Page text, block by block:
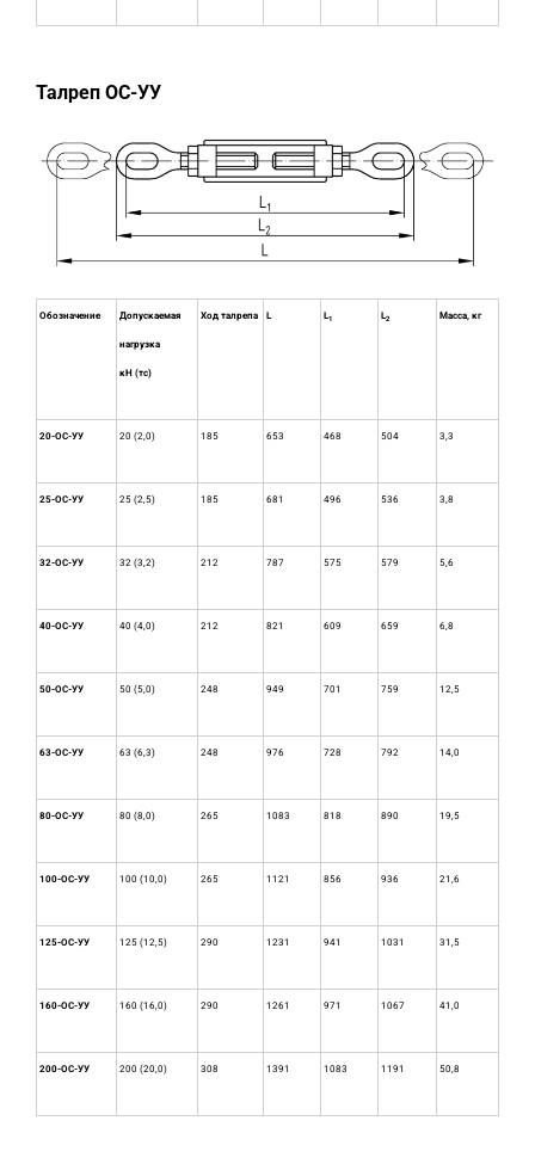
Талреп ОС-УУ
Обозначение Допускаемая
нагрузка
кН (тс)
Ход талрепа L L1 L2 Масса, кг
20-ОС-УУ 20 (2,0) 185 653 468 504 3,3
25-ОС-УУ 25 (2,5) 185 681 496 536 3,8
32-ОС-УУ 32 (3,2) 212 787 575 579 5,6
40-ОС-УУ 40 (4,0) 212 821 609 659 6,8
50-ОС-УУ 50 (5,0) 248 949 701 759 12,5
63-ОС-УУ 63 (6,3) 248 976 728 792 14,0
80-ОС-УУ 80 (8,0) 265 1083 818 890 19,5
100-ОС-УУ 100 (10,0) 265 1121 856 936 21,6
125-ОС-УУ 125 (12,5) 290 1231 941 1031 31,5
160-ОС-УУ 160 (16,0) 290 1261 971 1067 41,0
200-ОС-УУ 200 (20,0) 308 1391 1083 1191 50,8